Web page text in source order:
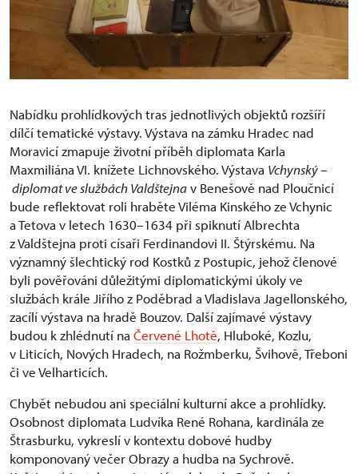
Nabídku prohlídkových tras jednotlivých objektů rozšíří
dílčí tematické výstavy. Výstava na zámku Hradec nad
Moravicí zmapuje životní příběh diplomata Karla
Maxmiliána VI. knížete Lichnovského. Výstava Vchynský –
diplomat ve službách Valdštejnav Benešově nad Ploučnicí
bude reflektovat roli hraběte Viléma Kinského ze Vchynic
a Tetova v letech 1630–1634 při spiknutí Albrechta
z Valdštejna proti císaři Ferdinandovi II. Štýrskému. Na
významný šlechtický rod Kostků z Postupic, jehož členové
byli pověřováni důležitými diplomatickými úkoly ve
službách krále Jiřího z Poděbrad a Vladislava Jagellonského,
zacílí výstava na hradě Bouzov. Další zajímavé výstavy
budou k zhlédnutí na Červené Lhotě, Hluboké, Kozlu,
v Liticích, Nových Hradech, na Rožmberku, Švihově, Třeboni
či ve Velharticích.
Chybět nebudou ani speciální kulturní akce a prohlídky.
Osobnost diplomata Ludvíka René Rohana, kardinála ze
Štrasburku, vykreslí v kontextu dobové hudby
komponovaný večer Obrazy a hudba na Sychrově.